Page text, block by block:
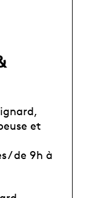
et
/ de 9h à